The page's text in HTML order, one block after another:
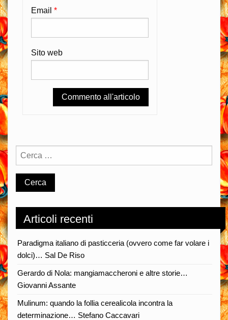
Email *
Sito web
Articoli recenti
Paradigma italiano di pasticceria (ovvero come far volare i
dolci)… Sal De Riso
Gerardo di Nola: mangiamaccheroni e altre storie…
Giovanni Assante
Mulinum: quando la follia cerealicola incontra la
determinazione… Stefano Caccavari